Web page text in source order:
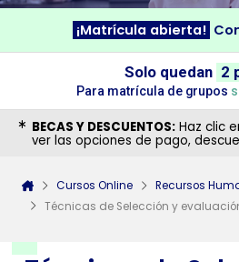
¡Matrícula abierta!
Solo quedan 2
Para matrícula de grupos
BECAS Y DESCUENTOS: Haz clic
ver las opciones de pago,
Cursos Online
Recursos
Técnicas de Selección y
¿Necesitas más
sobre un curso?